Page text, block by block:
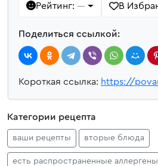
Рейтинг: — В
Поделиться ссылкой:
Короткая ссылка: https://
Категории рецепта
ваши рецепты вторые блюда
есть распространенные аллергены